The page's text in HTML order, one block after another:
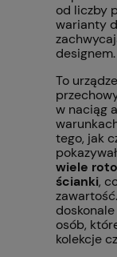
od liczby
warianty
designem.
To
w naciąg
tego, jak
wiele
ścianki,
osób,
kolekcje